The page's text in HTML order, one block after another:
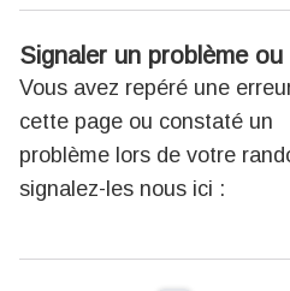
Signaler un problème
Vous avez repéré une
cette page ou constaté un
problème lors de votre
signalez-les nous ici :